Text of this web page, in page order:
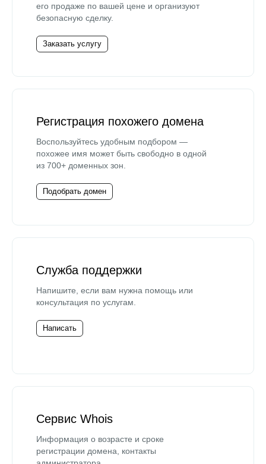
его продаже по вашей цене и организуют
безопасную сделку.
Заказать услугу
Регистрация похожего домена
Воспользуйтесь удобным подбором —
похожее имя может быть свободно в одной
из 700+ доменных зон.
Подобрать домен
Служба поддержки
Напишите, если вам нужна помощь или
консультация по услугам.
Написать
Сервис Whois
Информация о возрасте и сроке
регистрации домена, контакты